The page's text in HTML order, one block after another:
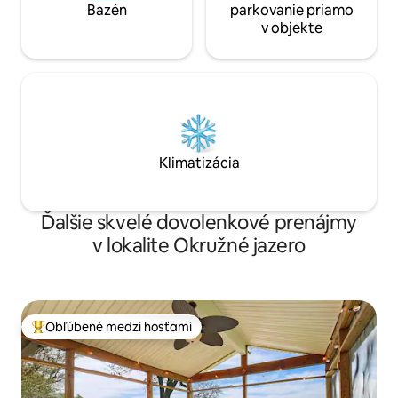
Bazén
parkovanie priamo
v objekte
Klimatizácia
Ďalšie skvelé dovolenkové prenájmy
v lokalite Okružné jazero
Najobľúbenejšie medzi hosťami
Obľúbené medzi hosťami